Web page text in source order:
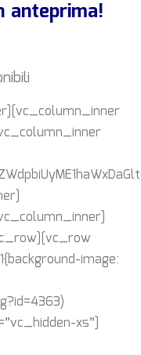
anteprima!
image:
xs”]